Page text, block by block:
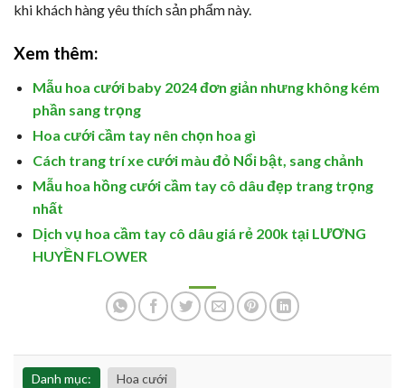
khi khách hàng yêu thích sản phẩm này.
Xem thêm:
Mẫu hoa cưới baby 2024 đơn giản nhưng không kém
phần sang trọng
Hoa cưới cầm tay nên chọn hoa gì
Cách trang trí xe cưới màu đỏ Nổi bật, sang chảnh
Mẫu hoa hồng cưới cầm tay cô dâu đẹp trang trọng
nhất
Dịch vụ hoa cầm tay cô dâu giá rẻ 200k tại LƯƠNG
HUYỀN FLOWER
Danh mục: Hoa cưới